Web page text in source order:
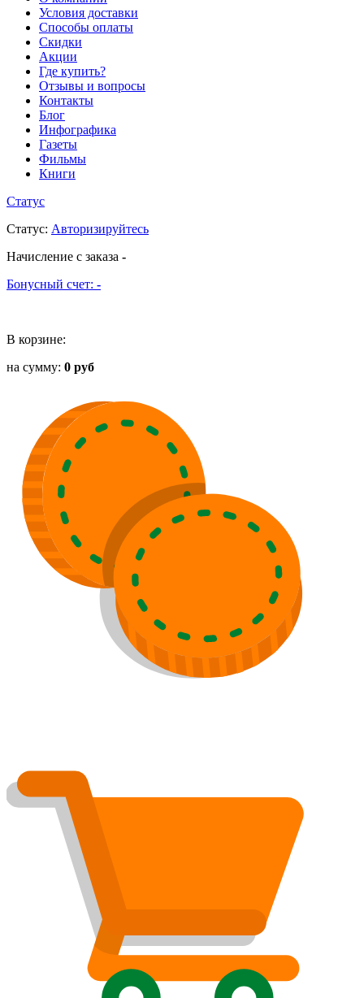
Условия доставки
Способы оплаты
Скидки
Акции
Где купить?
Отзывы и вопросы
Контакты
Блог
Инфографика
Газеты
Фильмы
Книги
Статус
Статус: Авторизируйтесь
Начисление с заказа -
Бонусный счет: -
В корзине:
на сумму: 0 руб